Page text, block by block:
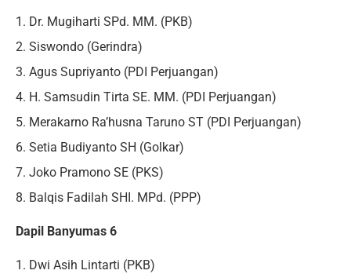
1. Dr. Mugiharti SPd. MM. (PKB)
2. Siswondo (Gerindra)
3. Agus Supriyanto (PDI Perjuangan)
4. H. Samsudin Tirta SE. MM. (PDI Perjuangan)
5. Merakarno Ra’husna Taruno ST (PDI Perjuangan)
6. Setia Budiyanto SH (Golkar)
7. Joko Pramono SE (PKS)
8. Balqis Fadilah SHI. MPd. (PPP)
Dapil Banyumas 6
1. Dwi Asih Lintarti (PKB)